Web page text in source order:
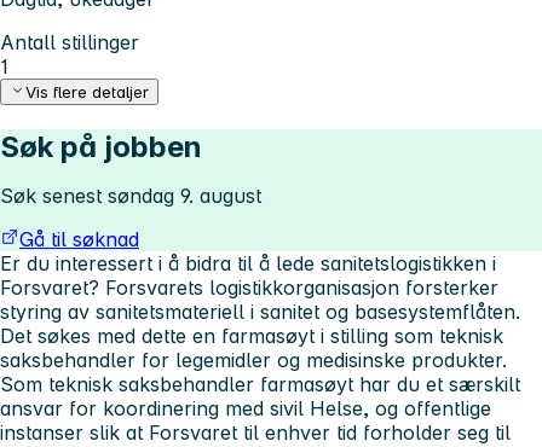
Antall stillinger
1
Vis flere detaljer
Søk på jobben
Søk senest søndag 9. august
Gå til søknad
Er du interessert i å bidra til å lede sanitetslogistikken i
Forsvaret? Forsvarets logistikkorganisasjon forsterker
styring av sanitetsmateriell i sanitet og basesystemflåten.
Det søkes med dette en farmasøyt i stilling som teknisk
saksbehandler for legemidler og medisinske produkter.
Som teknisk saksbehandler farmasøyt har du et særskilt
ansvar for koordinering med sivil Helse, og offentlige
instanser slik at Forsvaret til enhver tid forholder seg til